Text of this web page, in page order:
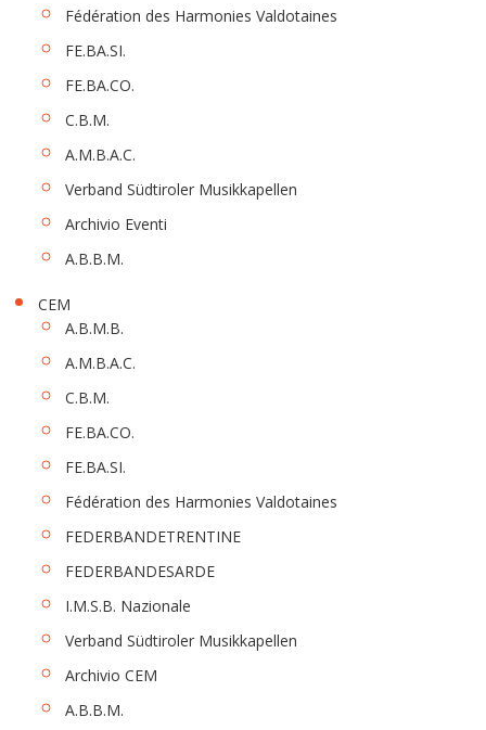
Fédération des Harmonies Valdotaines
FE.BA.SI.
FE.BA.CO.
C.B.M.
A.M.B.A.C.
Verband Südtiroler Musikkapellen
Archivio Eventi
A.B.B.M.
CEM
A.B.M.B.
A.M.B.A.C.
C.B.M.
FE.BA.CO.
FE.BA.SI.
Fédération des Harmonies Valdotaines
FEDERBANDETRENTINE
FEDERBANDESARDE
I.M.S.B. Nazionale
Verband Südtiroler Musikkapellen
Archivio CEM
A.B.B.M.